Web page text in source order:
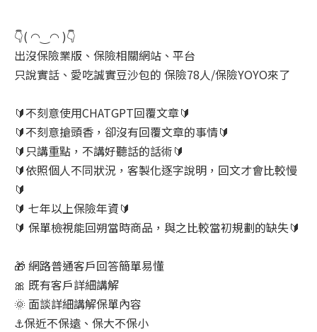
👇( ◠‿◠ )👇
出沒保險業版、保險相關網站、平台
只說實話、愛吃誠實豆沙包的 保險78人/保險YOYO來了
🔰不刻意使用CHATGPT回覆文章🔰
🔰不刻意搶頭香，卻沒有回覆文章的事情🔰
🔰只講重點，不講好聽話的話術🔰
🔰依照個人不同狀況，客製化逐字說明，回文才會比較慢
🔰
🔰 七年以上保險年資🔰
🔰 保單檢視能回朔當時商品，與之比較當初規劃的缺失🔰
🎁 網路普通客戶回答簡單易懂
🎀 既有客戶詳細講解
🌞 面談詳細講解保單內容
⚓保近不保遠、保大不保小